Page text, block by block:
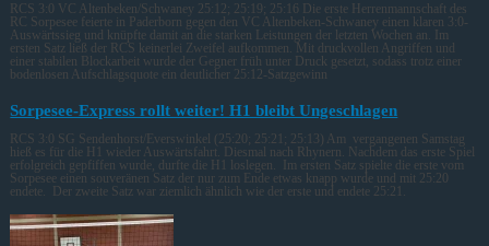
RCS 3:0 VC Altenbeken/Schwaney 25:12; 25:19; 25:16 Die erste Herrenmannschaft des
RC Sorpesee feierte in Paderborn gegen den VC Altenbeken-Schwaney einen klaren 3:0-
Auswärtssieg und knüpfte damit an die starken Leistungen der letzten Wochen an. Im
ersten Satz ließ der RCS keinerlei Zweifel aufkommen. Mit druckvollen Angriffen und
einer stabilen Blockarbeit wurde der Gegner früh unter Druck gesetzt, sodass trotz einer
bodenlosen Aufschlagsquote ein deutlicher 25:12-Satzgewinn
Sorpesee-Express rollt weiter! H1 bleibt Ungeschlagen
RCS 3:0 SG Sendenhorst/Everswinkel (25:20; 25:21; 25:13) Am vergangenen Samstag
hieß es für die H1 wieder Auswärtsfahrt. Diesmal nach Rhynern. Nachdem das erste Spiel
erfolgreich gepfiffen wurde, durfte die H1 loslegen. Im ersten Satz spielte die erste vom
Sorpesee einen souveränen Satz der nur zum Ende etwas knapp wurde und mit 25:20
endete. Der zweite Satz war ziemlich ähnlich wie der erste und endete 25:21.